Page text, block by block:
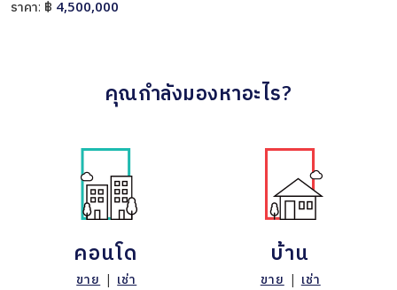
ราคา: ฿ 4,500,000
คุณกำลังมองหาอะไร?
คอนโด
ขาย | เช่า
บ้าน
ขาย | เช่า